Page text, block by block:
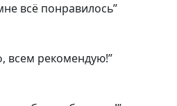
всё понравилось”
всем рекомендую!”